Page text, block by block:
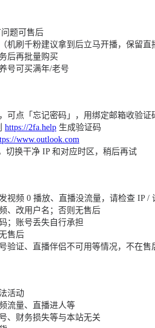
题可售后
机刷千粉建议拿到后立马开播，保留直
后再批量购买
号可买满年/老号
可点「忘记密码」，用绑定邮箱收验证
https://2fa.help 生成验证码
www.outlook.com
切换干净 IP 和对应时区，稍后再试
视频 0 播放、直播没流量，请检查 IP /
、改用户名；否则无售后
；账号丢失自行承担
售后
验证、直播伴侣不可用等情况，不在售
活动
流量、直播进人等
、财务损失等与本站无关